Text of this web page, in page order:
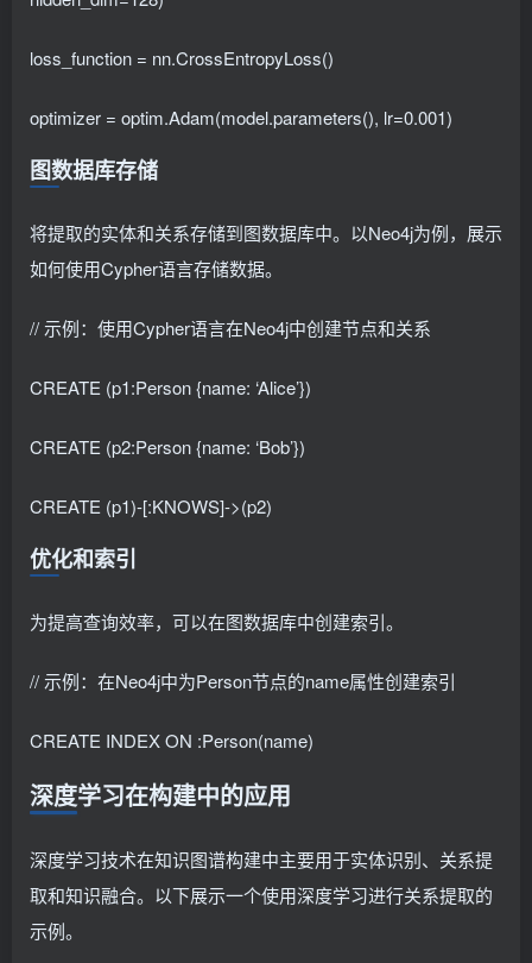
loss_function = nn.CrossEntropyLoss()
optimizer = optim.Adam(model.parameters(), lr=0.001)
图数据库存储
将提取的实体和关系存储到图数据库中。以Neo4j为例，展示
如何使用Cypher语言存储数据。
// 示例：使用Cypher语言在Neo4j中创建节点和关系
CREATE (p1:Person {name: ‘Alice’})
CREATE (p2:Person {name: ‘Bob’})
CREATE (p1)-[:KNOWS]->(p2)
优化和索引
为提高查询效率，可以在图数据库中创建索引。
// 示例：在Neo4j中为Person节点的name属性创建索引
CREATE INDEX ON :Person(name)
深度学习在构建中的应用
深度学习技术在知识图谱构建中主要用于实体识别、关系提
取和知识融合。以下展示一个使用深度学习进行关系提取的
示例。